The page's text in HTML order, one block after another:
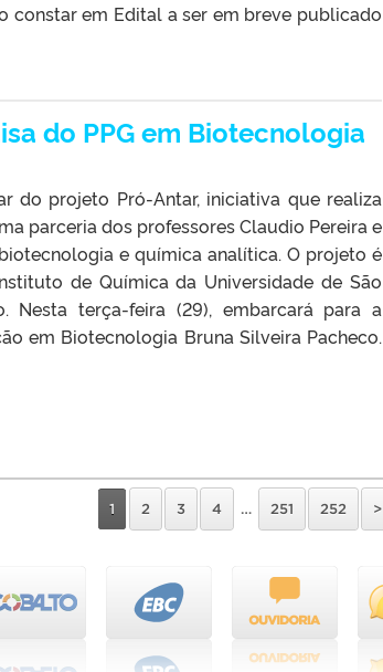
constar em Edital a ser em breve publicado
do PPG em Biotecnologia
do projeto Pró-Antar, iniciativa que realiza
parceria dos professores Claudio Pereira e
e química analítica. O projeto é
de Química da Universidade de São
Nesta terça-feira (29), embarcará para a
em Biotecnologia Bruna Silveira Pacheco.
1
2 3 4 … 251 252 >